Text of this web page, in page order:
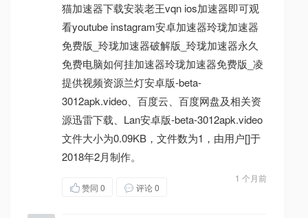
猫加速器下载安装老王vqn ios加速器即可观
看youtube instagram安卓加速器玲珑加速器
免费版_玲珑加速器破解版_玲珑加速器永久
免费电脑如何挂加速器玲珑加速器免费版_凌
提供视频资源兰灯安卓版-beta-
3012apk.video、百度云、百度网盘及相关资
源迅雷下载、Lan安卓版-beta-3012apk.video
文件大小为0.09KB，文件数为1，由用户[]于
2018年2月制作。
1 个月前
赞同 0 评论 0